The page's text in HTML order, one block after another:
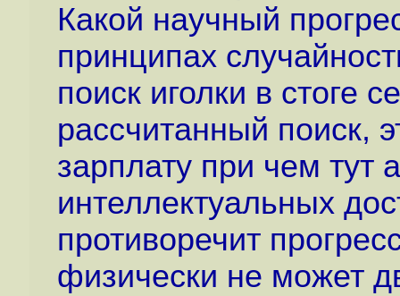
Какой научный
принципах
поиск иголки в стоге
рассчитанный поиск,
зарплату при чем тут
интеллектуальных
противоречит
физически не может